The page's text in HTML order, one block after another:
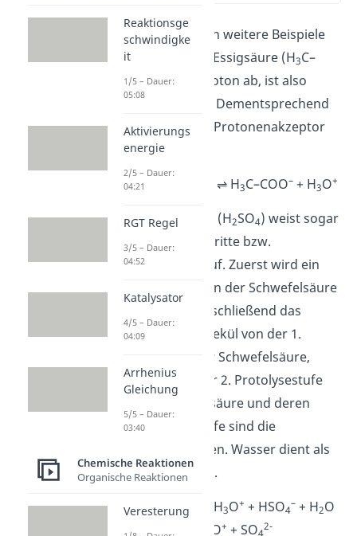
Hier siehst du noch weitere Beispiele
zur Protolyse. Die Essigsäure (H3C–
COOH) gibt ein Proton ab, ist also
Protonendonator. Dementsprechend
nimmt Wasser als Protonenakzeptor
das Proton auf.
C–COOH + H O ⇌ H3C–COO–+ H3O+
Die Schwefelsäure (H2SO4) weist sogar
2 Dissoziationsschritte bzw.
Protolysestufen auf. Zuerst wird ein
Wassermolekül von der Schwefelsäure
protoniert und anschließend das
zweite Wassermolekül von der 1.
Protolysestufe der Schwefelsäure,
welche dann in der 2. Protolysestufe
vorliegt. Schwefelsäure und deren
erste Protolysestufe sind die
Protonendonatoren. Wasser dient als
Protonenakzeptor.
2SO4+ 2 H2O ⇌ H3O+ + HSO4
– + H2O
⇌ 2 H
O+ + SO 2-
Reaktionsge
schwindigke
it
1/5 – Dauer:
05:08
Aktivierungs
energie
2/5 – Dauer:
04:21
RGT Regel
3/5 – Dauer:
04:52
Katalysator
4/5 – Dauer:
04:09
Arrhenius
Gleichung
5/5 – Dauer:
03:40
Chemische Reaktionen
Organische Reaktionen
Veresterung